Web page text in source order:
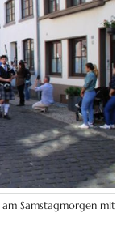
Samstagmorgen mit